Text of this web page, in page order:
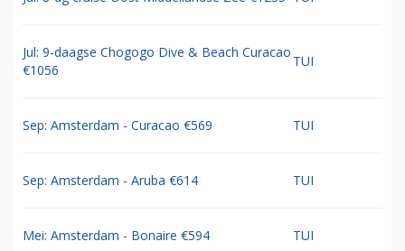
Jul: 9-daagse Chogogo Dive & Beach Curacao
€1056
TUI
Sep: Amsterdam - Curacao €569 TUI
Sep: Amsterdam - Aruba €614 TUI
Mei: Amsterdam - Bonaire €594 TUI